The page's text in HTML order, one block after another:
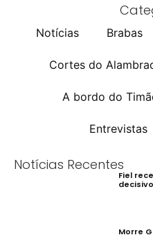
Notícias Brabas
Cortes do
A bordo do
Entrevistas
Notícias Recentes
Fiel
Morre